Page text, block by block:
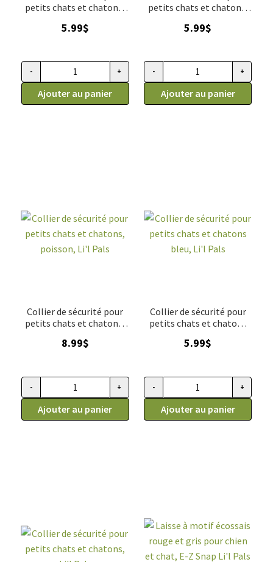
petits chats et chatons,
5.99$
quantité de Collier de sécurité pour petits chats et chatons,
- +
Ajouter au panier
petits chats et chatons,
5.99$
quantité de Collier de
- +
Ajouter au panier
Collier de sécurité pour
petits chats et chatons,
8.99$
quantité de Collier de sécurité pour petits chats et chatons,
- +
Ajouter au panier
Collier de sécurité pour
petits chats et chatons
5.99$
quantité de Collier de
- +
Ajouter au panier